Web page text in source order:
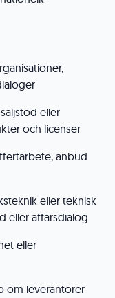
eller
och licenser
anbud
eller teknisk
eller affärsdialog
eller
om leverantörer